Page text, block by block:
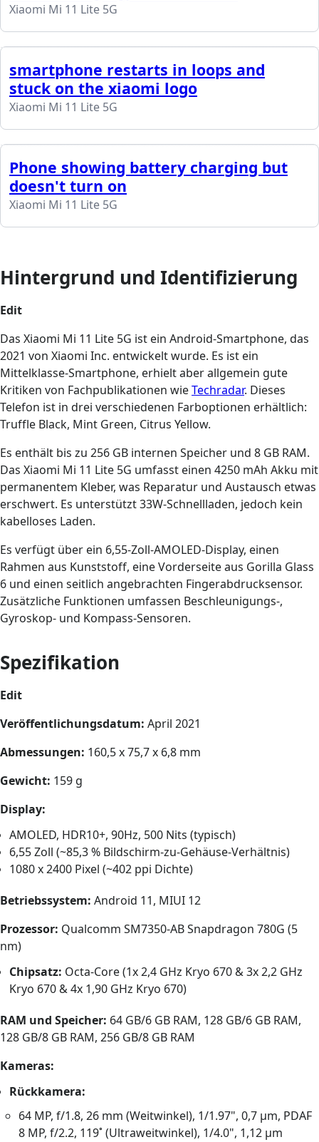
Xiaomi Mi 11 Lite 5G
smartphone restarts in loops and
stuck on the xiaomi logo
Xiaomi Mi 11 Lite 5G
Phone showing battery charging but
doesn't turn on
Xiaomi Mi 11 Lite 5G
Hintergrund und Identifizierung
Edit
Das Xiaomi Mi 11 Lite 5G ist ein Android-Smartphone, das
2021 von Xiaomi Inc. entwickelt wurde. Es ist ein
Mittelklasse-Smartphone, erhielt aber allgemein gute
Kritiken von Fachpublikationen wieTechradar. Dieses
Telefon ist in drei verschiedenen Farboptionen erhältlich:
Truffle Black, Mint Green, Citrus Yellow.
Es enthält bis zu 256 GB internen Speicher und 8 GB RAM.
Das Xiaomi Mi 11 Lite 5G umfasst einen 4250 mAh Akku mit
permanentem Kleber, was Reparatur und Austausch etwas
erschwert. Es unterstützt 33W-Schnellladen, jedoch kein
kabelloses Laden.
Es verfügt über ein 6,55-Zoll-AMOLED-Display, einen
Rahmen aus Kunststoff, eine Vorderseite aus Gorilla Glass
6 und einen seitlich angebrachten Fingerabdrucksensor.
Zusätzliche Funktionen umfassen Beschleunigungs-,
Gyroskop- und Kompass-Sensoren.
Spezifikation
Edit
Veröffentlichungsdatum: April 2021
Abmessungen: 160,5 x 75,7 x 6,8 mm
Gewicht: 159 g
Display:
AMOLED, HDR10+, 90Hz, 500 Nits (typisch)
6,55 Zoll (~85,3 % Bildschirm-zu-Gehäuse-Verhältnis)
1080 x 2400 Pixel (~402 ppi Dichte)
Betriebssystem: Android 11, MIUI 12
Prozessor: Qualcomm SM7350-AB Snapdragon 780G (5
nm)
Chipsatz: Octa-Core (1x 2,4 GHz Kryo 670 & 3x 2,2 GHz
Kryo 670 & 4x 1,90 GHz Kryo 670)
RAM und Speicher: 64 GB/6 GB RAM, 128 GB/6 GB RAM,
128 GB/8 GB RAM, 256 GB/8 GB RAM
Kameras:
Rückkamera:
64 MP, f/1.8, 26 mm (Weitwinkel), 1/1.97", 0,7 µm, PDAF
8 MP, f/2.2, 119˚ (Ultraweitwinkel), 1/4.0", 1,12 µm